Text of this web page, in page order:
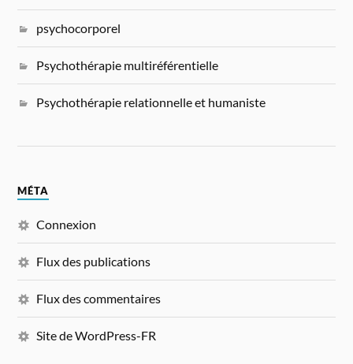
psychocorporel
Psychothérapie multiréférentielle
Psychothérapie relationnelle et humaniste
MÉTA
Connexion
Flux des publications
Flux des commentaires
Site de WordPress-FR